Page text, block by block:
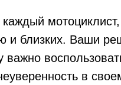
каждый
близких. Ваши
в